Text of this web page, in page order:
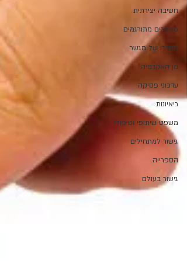
חשיבה יצירתית
מאמרים מתורגמים
מחדרו של מגשר
מן האקדמיה
עדכוני פסיקה
ריאיונות
משפט שיתופי וטיפולי
גישור למתחילים
הספרייה
גישור בעולם